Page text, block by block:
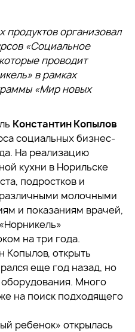
продуктов организовал
«Социальное
проводит
в рамках
«Мир новых
Константин Копылов
социальных бизнес-
На реализацию
кухни в Норильске
подростков и
молочными
и показаниям врачей,
на три года.
Копылов, открыть
еще год назад, но
Много
на поиск подходящего
ребенок» открылась